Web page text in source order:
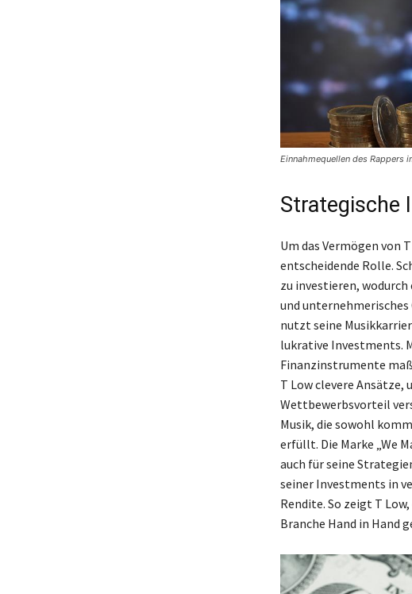
Einnahmequellen des Rappers
Strategische
Um das Vermögen von
entscheidende Rolle.
zu investieren,
und
nutzt seine
lukrative Investments.
Finanzinstrumente
T Low clevere
Wettbewerbsvorteil
Musik, die sowohl
erfüllt. Die Marke „We
auch für seine
seiner Investments in
Rendite. So zeigt T
Branche Hand in Hand